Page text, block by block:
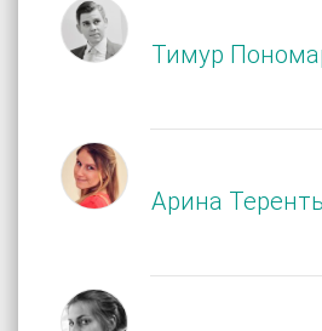
Тимур
Арина